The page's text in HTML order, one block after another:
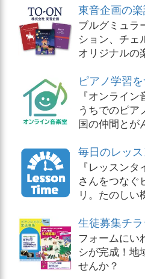
東音企画の
ブルグミュラ
ション、チェ
オリジナルの
ピアノ学習
『オンライ
うちでのピア
国の仲間とが
毎日のレッ
『レッスン
さんをつなぐ
リ。たのしい
生徒募集チ
フォームにい
シが完成！地
せんか？